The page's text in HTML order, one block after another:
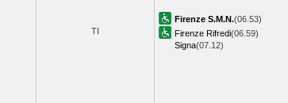
TI
Firenze S.M.N.(06.53)
Firenze Rifredi(06.59)
Signa(07.12)